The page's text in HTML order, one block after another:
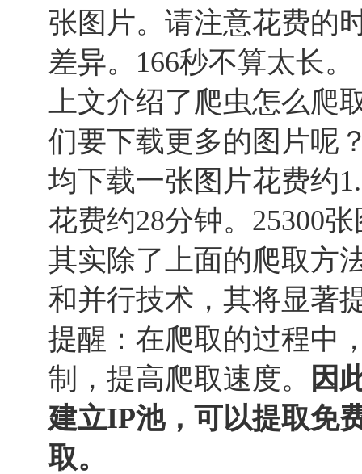
张图片。请注意花费的
差异。166秒不算太长。
上文介绍了爬虫怎么爬
们要下载更多的图片呢
均下载一张图片花费约
花费约28分钟。25300
其实除了上面的爬取方
和并行技术，其将显著
提醒：在爬取的过程中
制，提高爬取速度。
因
建立IP池，可以提取免
取。